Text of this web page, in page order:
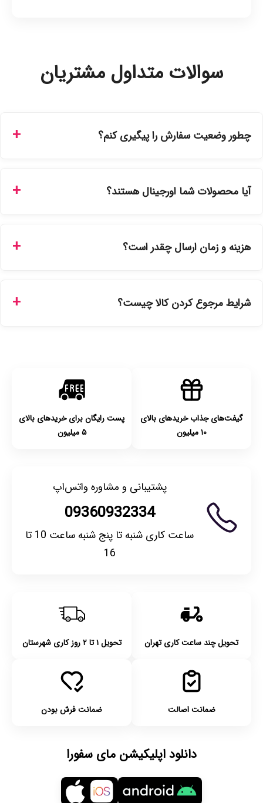
سوالات متداول مشتریان
چطور وضعیت سفارش را پیگیری کنم؟
سفارشات در سایت، وضعیت لحظه‌ای مرسوله را مشاهده کنید.
آیا محصولات شما اورجینال هستند؟
نمایندگی‌های معتبر تهیه شده و دارای بچ‌کد قابل استعلام هستند.
هزینه و زمان ارسال چقدر است؟
انتخاب کنید و برای شهرستان‌ها بین یک الی ۳ روز کاری از طریق
شرایط مرجوع کردن کالا چیست؟
گیفت‌های جذاب خریدهای بالای
۱۰ میلیون
پست رایگان برای خریدهای بالای
۵ میلیون
پشتیبانی و مشاوره واتس‌اپ
09360932334
ساعت کاری شنبه تا پنج شنبه ساعت 10 تا
16
تحویل چند ساعت کاری تهران تحویل ۱ تا ۲ روز کاری شهرستان
ضمانت اصالت ضمانت فرش بودن
دانلود اپلیکیشن مای سفورا